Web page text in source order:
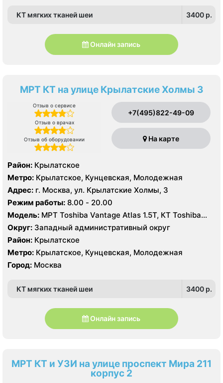
КТ мягких тканей шеи 3400 p.
Онлайн запись
МРТ КТ на улице Крылатские Холмы 3
Отзыв о сервисе
Отзыв о врачах
Отзыв об оборудовании
+7(495)822-49-09
На карте
Район: Крылатское
Метро: Крылатское, Кунцевская, Молодежная
Адрес: г. Москва, ул. Крылатские Холмы, 3
Режим работы: 8.00 - 20.00
Модель: МРТ Toshiba Vantage Atlas 1.5Т, КТ Toshiba
Aquilion 64 среза
Округ: Западный административный округ
Район: Крылатское
Метро: Крылатское, Кунцевская, Молодежная
Город: Москва
КТ мягких тканей шеи 3400 p.
Онлайн запись
МРТ КТ и УЗИ на улице проспект Мира 211
корпус 2